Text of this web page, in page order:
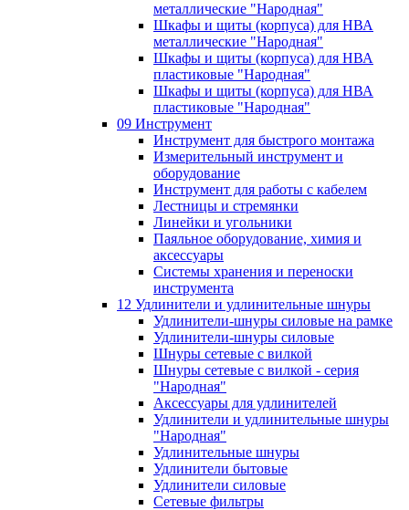
металлические "Народная"
Шкафы и щиты (корпуса) для НВА
металлические "Народная"
Шкафы и щиты (корпуса) для НВА
пластиковые "Народная"
Шкафы и щиты (корпуса) для НВА
пластиковые "Народная"
09 Инструмент
Инструмент для быстрого монтажа
Измерительный инструмент и
оборудование
Инструмент для работы с кабелем
Лестницы и стремянки
Линейки и угольники
Паяльное оборудование, химия и
аксессуары
Системы хранения и переноски
инструмента
12 Удлинители и удлинительные шнуры
Удлинители-шнуры силовые на рамке
Удлинители-шнуры силовые
Шнуры сетевые с вилкой
Шнуры сетевые с вилкой - серия
"Народная"
Аксессуары для удлинителей
Удлинители и удлинительные шнуры
"Народная"
Удлинительные шнуры
Удлинители бытовые
Удлинители силовые
Сетевые фильтры